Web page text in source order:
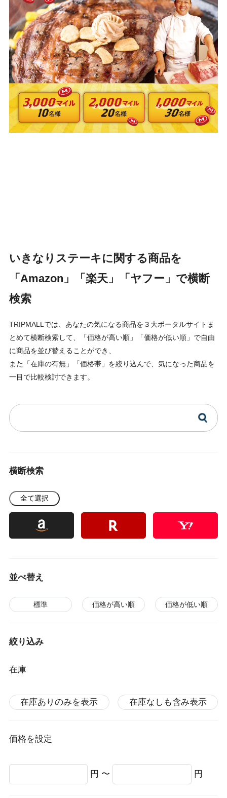
いきなりステーキに関する商品を
「Amazon」「楽天」「ヤフー」で横断
検索
TRIPMALLでは、あなたの気になる商品を３大ポータルサイトま
とめて横断検索して、「価格が高い順」「価格が低い順」で自由
に商品を並び替えることができ、
また「在庫の有無」「価格帯」を絞り込んで、気になった商品を
一目で比較検討できます。
横断検索
全て選択
並べ替え
標準 価格が高い順 価格が低い順
絞り込み
在庫
在庫ありのみを表示 在庫なしも含み表示
価格を設定
円 〜 円